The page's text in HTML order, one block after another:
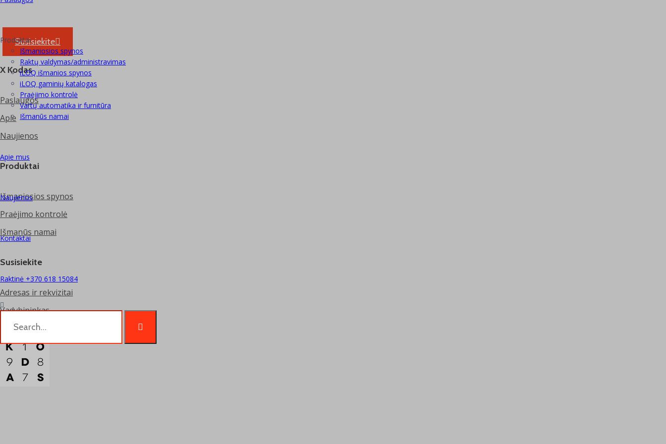
Produktai
Išmaniosios spynos
Raktų valdymas/administravimas
iLOQ išmanios spynos
iLOQ gaminių katalogas
Praėjimo kontrolė
Vartų automatika ir furnitūra
Išmanūs namai
Apie mus
Naujienos
Kontaktai
Raktinė +370 618 15084
Susisiekite
X Kodas
Paslaugos
Apie
Naujienos
Produktai
Išmaniosios spynos
Praėjimo kontrolė
Išmanūs namai
Susisiekite
Adresas ir rekvizitai
Vadybininkas
Skubus iškvietimas